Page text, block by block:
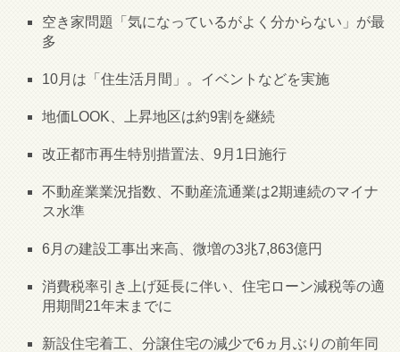
空き家問題「気になっているがよく分からない」が最
多
10月は「住生活月間」。イベントなどを実施
地価LOOK、上昇地区は約9割を継続
改正都市再生特別措置法、9月1日施行
不動産業業況指数、不動産流通業は2期連続のマイナ
ス水準
6月の建設工事出来高、微増の3兆7,863億円
消費税率引き上げ延長に伴い、住宅ローン減税等の適
用期間21年末までに
新設住宅着工、分譲住宅の減少で6ヵ月ぶりの前年同